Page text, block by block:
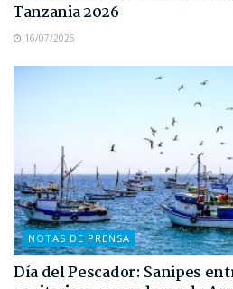
Tanzania 2026
16/07/2026
NOTAS DE PRENSA
Día del Pescador: Sanipes